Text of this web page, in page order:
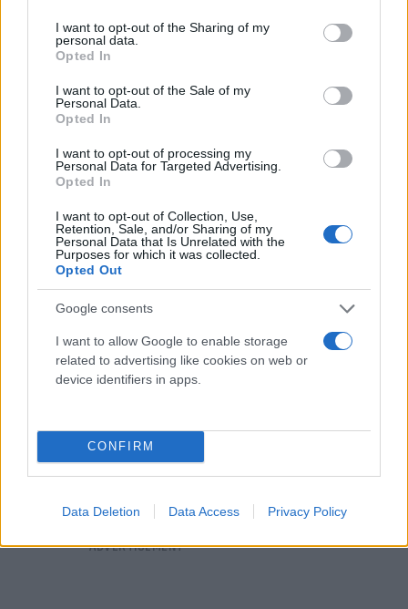
not limited to your visit or usage behaviour. You may click to
grant or deny consent to Google and its third-party tags to
use your data for below specified purposes in below Google
consent section.
I want to opt-out of the Sharing of my
personal data.
Opted In
I want to opt-out of the Sale of my
Personal Data.
Opted In
I want to opt-out of processing my
Personal Data for Targeted Advertising.
Opted In
I want to opt-out of Collection, Use,
Retention, Sale, and/or Sharing of my
Personal Data that Is Unrelated with the
Purposes for which it was collected.
Opted Out
Google consents
I want to allow Google to enable storage
related to advertising like cookies on web or
device identifiers in apps.
CONFIRM
Data Deletion Data Access Privacy Policy
θηρευτές της, μετά από περίπου 15 λεπτά
προσπάθειας. Αφού βολεύτηκε σε μια πλευρά του
στην ακτή για να διασφαλίσουν πως δεν θα είχε
νέες περιπέτειες.
Η όρκα, η οποία αποκαλείται και φάλαινα
δολοφόνος, τρώει από ψάρια μέχρι θαλάσσιους
λέοντες, φώκιες, καρχαρίες αλλά και φάλαινες.